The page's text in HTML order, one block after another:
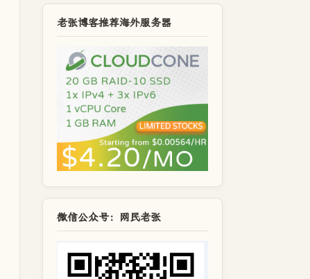
老张博客推荐海外服务器
微信公众号：网民老张